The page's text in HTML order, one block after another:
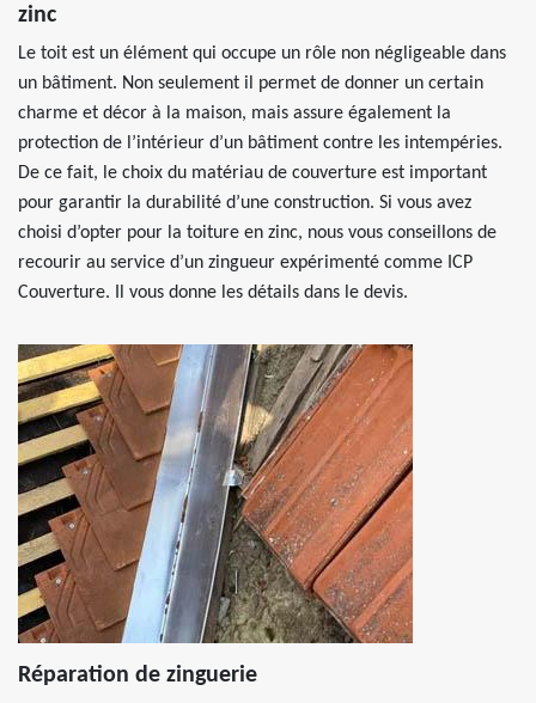
zinc
Le toit est un élément qui occupe un rôle non négligeable dans
un bâtiment. Non seulement il permet de donner un certain
charme et décor à la maison, mais assure également la
protection de l’intérieur d’un bâtiment contre les intempéries.
De ce fait, le choix du matériau de couverture est important
pour garantir la durabilité d’une construction. Si vous avez
choisi d’opter pour la toiture en zinc, nous vous conseillons de
recourir au service d’un zingueur expérimenté comme ICP
Couverture. Il vous donne les détails dans le devis.
Réparation de zinguerie